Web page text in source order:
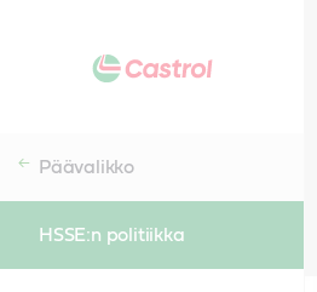
Päävalikko
HSSE:n politiikka